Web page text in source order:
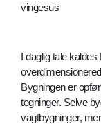
vingesus
I daglig tale
Bygningen er
tegninger. Selve
vagtbygninger,